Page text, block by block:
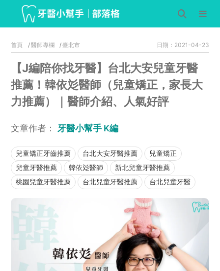
首頁 醫師專欄 臺北市 日期：2021-04-23
【J編陪你找牙醫】台北大安兒童牙醫
推薦！韓依彣醫師（兒童矯正，家長大
力推薦）｜醫師介紹、人氣好評
文章作者： 牙醫小幫手 K編
兒童矯正牙齒推薦 台北大安牙醫推薦
兒童矯正
兒童牙醫推薦
韓依彣醫師
新北兒童牙醫推薦
桃園兒童牙醫推薦
台北兒童牙醫推薦 台北兒童牙醫